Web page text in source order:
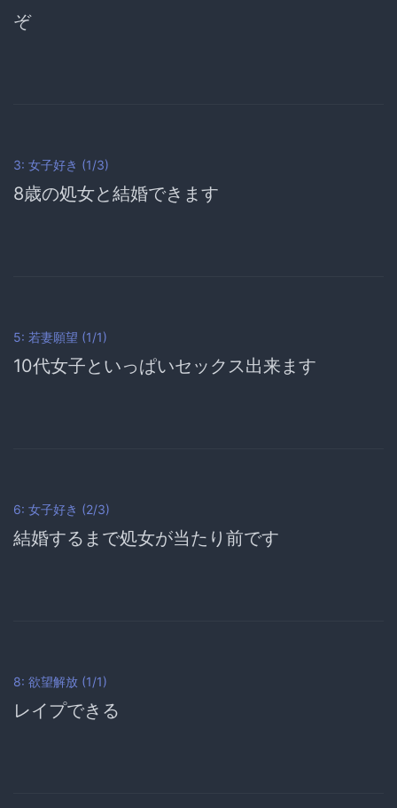
ぞ
3: 女子好き (1/3)
8歳の処女と結婚できます
5: 若妻願望 (1/1)
10代女子といっぱいセックス出来ます
6: 女子好き (2/3)
結婚するまで処女が当たり前です
8: 欲望解放 (1/1)
レイプできる